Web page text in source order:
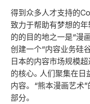
得到众多人才支持的
致力于帮助有梦想的
的的目的地之一是“漫
创建一个“内容业务硅谷
日本的内容市场规模
的核心。人们聚集在
内容。 “熊本漫画艺术
部分。